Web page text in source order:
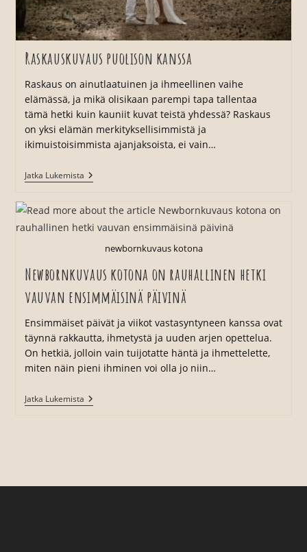
Raskauskuvaus puolison kanssa
Raskaus on ainutlaatuinen ja ihmeellinen vaihe
elämässä, ja mikä olisikaan parempi tapa tallentaa
tämä hetki kuin kauniit kuvat teistä yhdessä? Raskaus
on yksi elämän merkityksellisimmistä ja
ikimuistoisimmista ajanjaksoista, ei vain…
Jatka LukemistaRaskauskuvaus
Puolison
newbornkuvaus kotona
Newbornkuvaus kotona on rauhallinen hetki
vauvan ensimmäisinä päivinä
Ensimmäiset päivät ja viikot vastasyntyneen kanssa ovat
täynnä rakkautta, ihmetystä ja uuden arjen opettelua.
On hetkiä, jolloin vain tuijotatte häntä ja ihmettelette,
miten näin pieni ihminen voi olla jo niin…
Jatka LukemistaNewbornkuvaus
Kotona